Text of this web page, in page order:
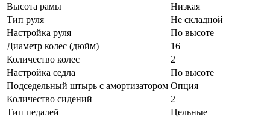
Высота рамы
Низкая
Тип руля
Не складной
Настройка руля
По высоте
Диаметр колес (дюйм)
16
Количество колес
2
Настройка седла
По высоте
Подседельный штырь с амортизатором Опция
Количество сидений
2
Тип педалей
Цельные